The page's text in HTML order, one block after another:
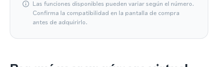
Las funciones disponibles pueden variar según el número.
Confirma la compatibilidad en la pantalla de compra
antes de adquirirlo.